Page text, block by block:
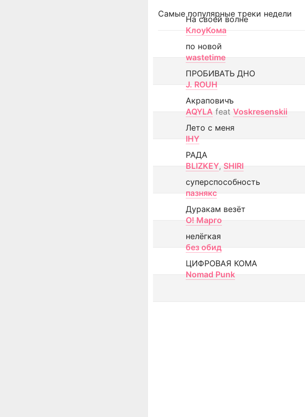
Самые популярные треки недели
На своей волне
КлоуКома
по новой
wastetime
ПРОБИВАТЬ ДНО
J. ROUH
Акраповичъ
AQYLA feat Voskresenskii
Лето с меня
IHY
РАДА
BLIZKEY, SHIRI
суперспособность
пазнякс
Дуракам везёт
О! Марго
нелёгкая
без обид
ЦИФРОВАЯ КОМА
Nomad Punk